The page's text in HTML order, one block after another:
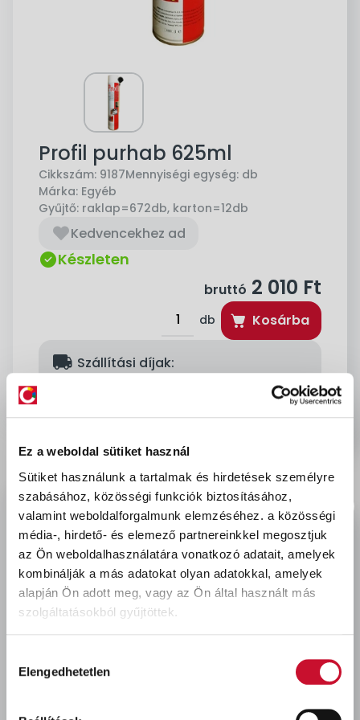
Ez a weboldal sütiket használ
Sütiket használunk a tartalmak és hirdetések személyre
szabásához, közösségi funkciók biztosításához,
valamint weboldalforgalmunk elemzéséhez. a közösségi
média-, hirdető- és elemező partnereinkkel megosztjuk
az Ön weboldalhasználatára vonatkozó adatait, amelyek
kombinálják a más adatokat olyan adatokkal, amelyek
alapján Ön adott meg, vagy az Ön által használt más
szolgáltatásokból gyűjtöttek.
kiválasztása
Elengedhetetlen
Profil purhab 625ml
Cikkszám: 9187Mennyiségi egység: db
Márka: Egyéb
Gyűjtő: raklap=672db, karton=12db
Kedvencekhez ad
Készleten
bruttó 2 010 Ft
db Kosárba
delivery Szállítási díjak:
1 990 Ft
Leírás & Adatok
Egykomponensű szerelő-tömítő poliuretán hab,jó
kiadóssággal és rövid kötési idővel.